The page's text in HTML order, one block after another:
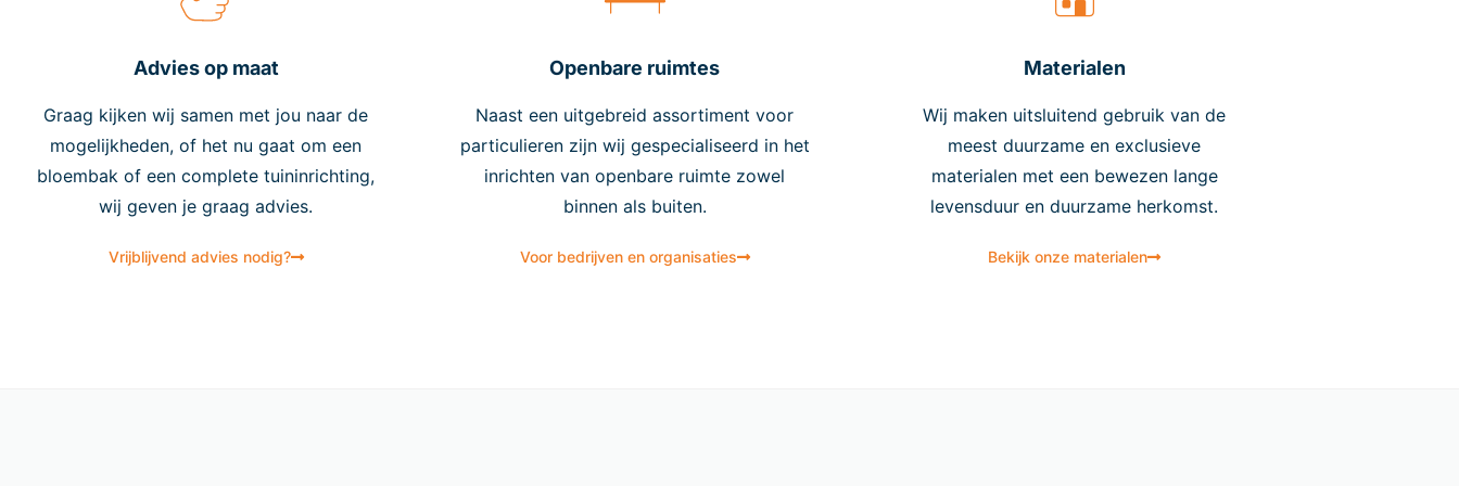
eSafe brievenbussen vergen weinig onderhoud. Regelmatig schoonmaken met een zachte doek en mild
functioneel en mooi.
Bestel nu jouw eSafe brievenbus
Ben je klaar om jouw woning te beveiligen met een stijlvolle en veilige brievenbus? Bezoek dan
en ontdek ons uitgebreide assortiment. Of je nu een kleine stadswoning hebt of een ruime landelijke
woning, wij hebben de perfecte brievenbus voor jou.
Optimaliseer de veiligheid en stijl van je woning met eSafe brievenbussen van Alfinity!
Advies op maat
Graag kijken wij samen met jou naar de
mogelijkheden, of het nu gaat om een
bloembak of een complete tuininrichting,
wij geven je graag advies.
Vrijblijvend advies nodig?
Openbare ruimtes
Naast een uitgebreid assortiment voor
particulieren zijn wij gespecialiseerd in het
inrichten van openbare ruimte zowel
binnen als buiten.
Voor bedrijven en organisaties
Materialen
Wij maken uitsluitend gebruik van de
meest duurzame en exclusieve
materialen met een bewezen lange
levensduur en duurzame herkomst.
Bekijk onze materialen